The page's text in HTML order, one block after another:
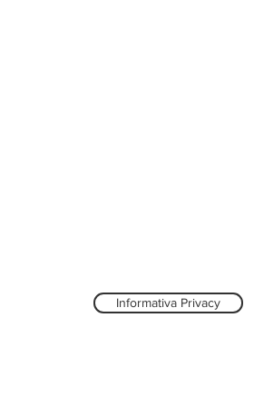
Informativa Privacy